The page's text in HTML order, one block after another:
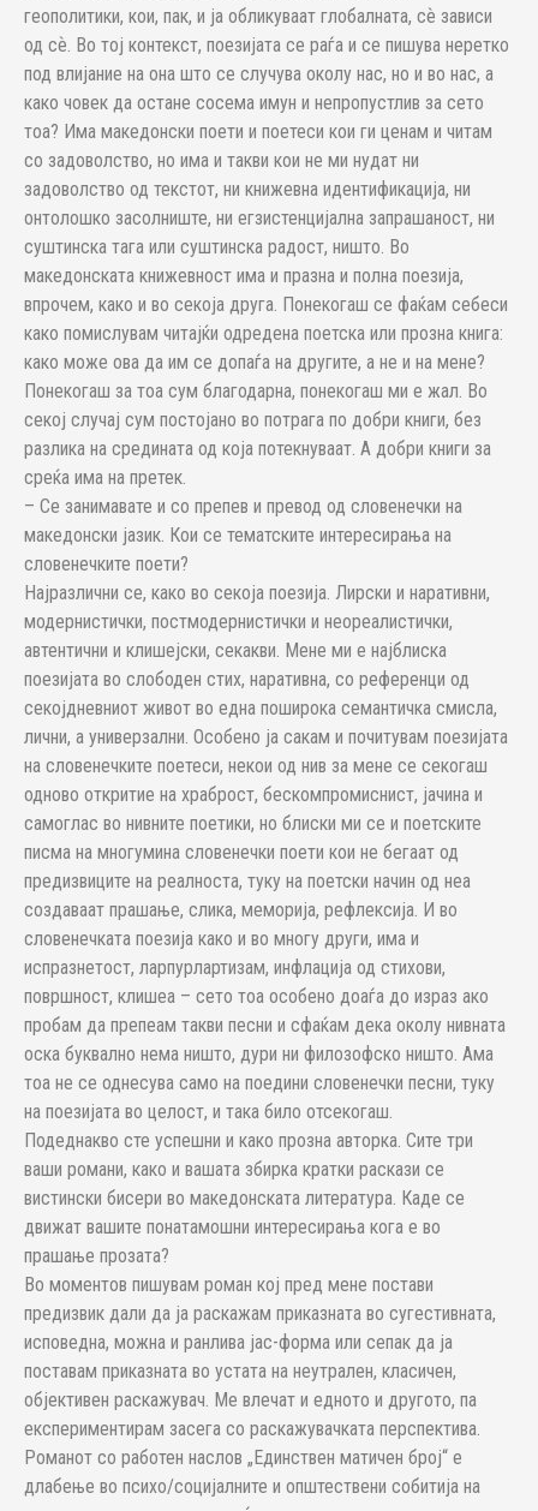
геополитики, кои, пак, и ја обликуваат глобалната, сѐ зависи
од сѐ. Во тој контекст, поезијата се раѓа и се пишува неретко
под влијание на она што се случува околу нас, но и во нас, а
како човек да остане сосема имун и непропустлив за сето
тоа? Има македонски поети и поетеси кои ги ценам и читам
со задоволство, но има и такви кои не ми нудат ни
задоволство од текстот, ни книжевна идентификација, ни
онтолошко засолниште, ни егзистенцијална запрашаност, ни
суштинска тага или суштинска радост, ништо. Во
македонската книжевност има и празна и полна поезија,
впрочем, како и во секоја друга. Понекогаш се фаќам себеси
како помислувам читајќи одредена поетска или прозна книга:
како може ова да им се допаѓа на другите, а не и на мене?
Понекогаш за тоа сум благодарна, понекогаш ми е жал. Во
секој случај сум постојано во потрага по добри книги, без
разлика на средината од која потекнуваат. А добри книги за
среќа има на претек.
– Се занимавате и со препев и превод од словенечки на
македонски јазик. Кои се тематските интересирања на
словенечките поети?
Најразлични се, како во секоја поезија. Лирски и наративни,
модернистички, постмодернистички и неореалистички,
автентични и клишејски, секакви. Мене ми е најблиска
поезијата во слободен стих, наративна, со референци од
секојдневниот живот во една поширока семантичка смисла,
лични, а универзални. Особено ја сакам и почитувам поезијата
на словенечките поетеси, некои од нив за мене се секогаш
одново откритие на храброст, бескомпромиснист, јачина и
самоглас во нивните поетики, но блиски ми се и поетските
писма на многумина словенечки поети кои не бегаат од
предизвиците на реалноста, туку на поетски начин од неа
создаваат прашање, слика, меморија, рефлексија. И во
словенечката поезија како и во многу други, има и
испразнетост, ларпурлартизам, инфлација од стихови,
површност, клишеа – сето тоа особено доаѓа до израз ако
пробам да препеам такви песни и сфаќам дека околу нивната
оска буквално нема ништо, дури ни филозофско ништо. Ама
тоа не се однесува само на поедини словенечки песни, туку
на поезијата во целост, и така било отсекогаш.
Подеднакво сте успешни и како прозна авторка. Сите три
ваши романи, како и вашата збирка кратки раскази се
вистински бисери во македонската литература. Каде се
движат вашите понатамошни интересирања кога е во
прашање прозата?
Во моментов пишувам роман кој пред мене постави
предизвик дали да ја раскажам приказната во сугестивната,
исповедна, можна и ранлива јас-форма или сепак да ја
поставам приказната во устата на неутрален, класичен,
објективен раскажувач. Ме влечат и едното и другото, па
експериментирам засега со раскажувачката перспектива.
Романот со работен наслов „Единствен матичен број“ е
длабење во психо/социјалните и општествени собитија на